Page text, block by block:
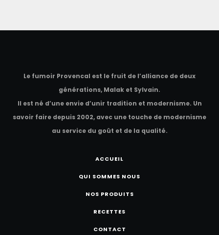
Le fumoir Provencal est le fruit de l’alliance de deux
générations, Malak et Sylvain.
Il est né d’une envie d’unir tradition et modernisme. Un
savoir faire depuis 2002, avec une touche de modernisme
au service du goût et de la qualité.
ACCUEIL
QUI SOMMES NOUS
NOS PRODUITS
RECETTES
CONTACT